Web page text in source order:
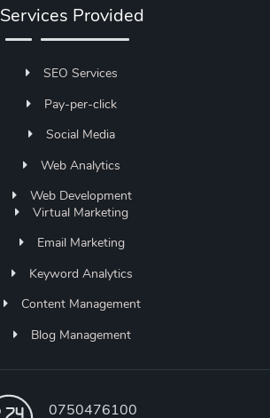
Services Provided
SEO Services
Pay-per-click
Social Media
Web Analytics
Web Development
Virtual Marketing
Email Marketing
Keyword Analytics
Content Management
Blog Management
0750476100